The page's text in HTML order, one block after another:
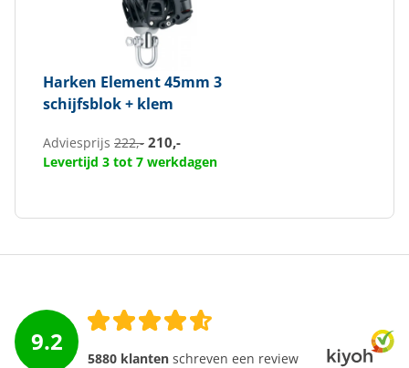
Harken Element 45mm 3
schijfsblok + klem
Adviesprijs 222,- 210,-
Levertijd 3 tot 7 werkdagen
9.2
5880 klanten schreven een review